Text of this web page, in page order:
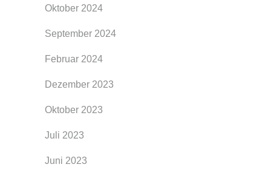
Oktober 2024
September 2024
Februar 2024
Dezember 2023
Oktober 2023
Juli 2023
Juni 2023